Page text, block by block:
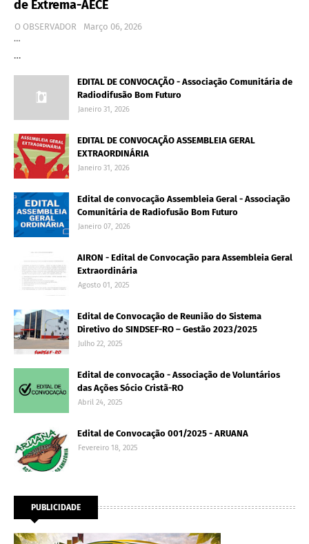
de Extrema-AECE
O OBSERVADOR
Março 06, 2026
…
…
EDITAL DE CONVOCAÇÃO - Associação Comunitária de
Radiodifusão Bom Futuro
Janeiro 31, 2026
EDITAL DE CONVOCAÇÃO ASSEMBLEIA GERAL
EXTRAORDINÁRIA
Janeiro 31, 2026
Edital de convocação Assembleia Geral - Associação
Comunitária de Radiofusão Bom Futuro
Janeiro 07, 2026
AIRON - Edital de Convocação para Assembleia Geral
Extraordinária
Agosto 01, 2025
Edital de Convocação de Reunião do Sistema
Diretivo do SINDSEF-RO – Gestão 2023/2025
Julho 22, 2025
Edital de convocação - Associação de Voluntários
das Ações Sócio Cristã-RO
Abril 24, 2025
Edital de Convocação 001/2025 - ARUANA
Fevereiro 18, 2025
PUBLICIDADE